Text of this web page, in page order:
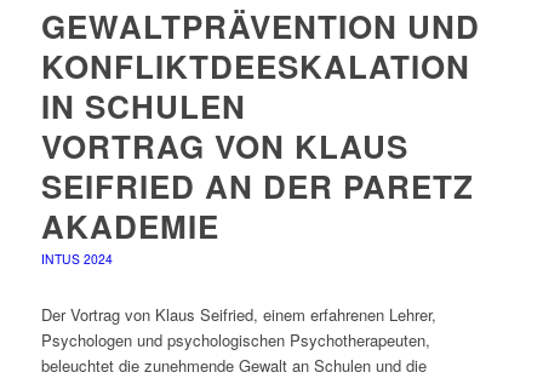
GEWALTPRÄVENTION UND
KONFLIKTDEESKALATION
IN SCHULEN
VORTRAG VON KLAUS
SEIFRIED AN DER PARETZ
AKADEMIE
INTUS 2024
Der Vortrag von Klaus Seifried, einem erfahrenen Lehrer,
Psychologen und psychologischen Psychotherapeuten,
beleuchtet die zunehmende Gewalt an Schulen und die